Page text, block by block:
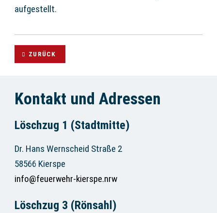
aufgestellt.
ZURÜCK
Kontakt und Adressen
Löschzug 1 (Stadtmitte)
Dr. Hans Wernscheid Straße 2
58566 Kierspe
info@feuerwehr-kierspe.nrw
Löschzug 3 (Rönsahl)